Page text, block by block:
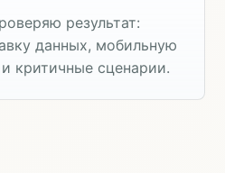
результат:
данных, мобильную
критичные сценарии.